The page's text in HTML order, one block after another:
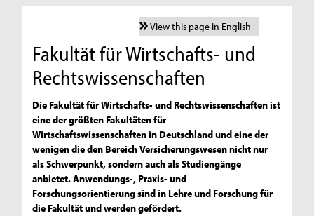
View this page in English
Fakultät für Wirtschafts- und
Rechtswissenschaften
Die Fakultät für Wirtschafts- und Rechtswissenschaften ist
eine der größten Fakultäten für
Wirtschaftswissenschaften in Deutschland und eine der
wenigen die den Bereich Versicherungswesen nicht nur
als Schwerpunkt, sondern auch als Studiengänge
anbietet. Anwendungs-, Praxis- und
Forschungsorientierung sind in Lehre und Forschung für
die Fakultät und werden gefördert.